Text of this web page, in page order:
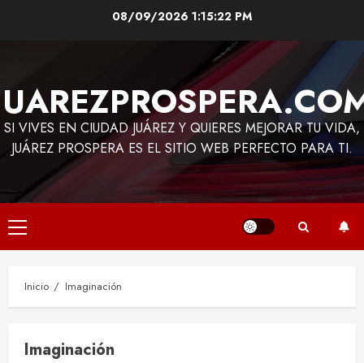
08/09/2026 1:15:22 PM
SI VIVES EN CIUDAD JUÁREZ Y QUIERES MEJORAR TU VIDA,
JUÁREZ PROSPERA ES EL SITIO WEB PERFECTO PARA TI.
Menú
principal
Inicio Imaginación
Imaginación